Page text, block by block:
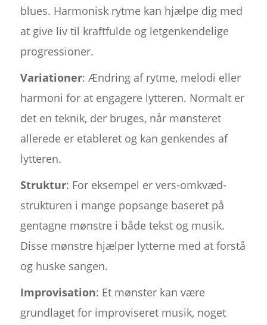
blues. Harmonisk rytme kan hjælpe dig med
at give liv til kraftfulde og letgenkendelige
progressioner.
Variationer: Ændring af rytme, melodi eller
harmoni for at engagere lytteren. Normalt er
det en teknik, der bruges, når mønsteret
allerede er etableret og kan genkendes af
lytteren.
Struktur: For eksempel er vers-omkvæd-
strukturen i mange popsange baseret på
gentagne mønstre i både tekst og musik.
Disse mønstre hjælper lytterne med at forstå
og huske sangen.
Improvisation: Et mønster kan være
grundlaget for improviseret musik, noget